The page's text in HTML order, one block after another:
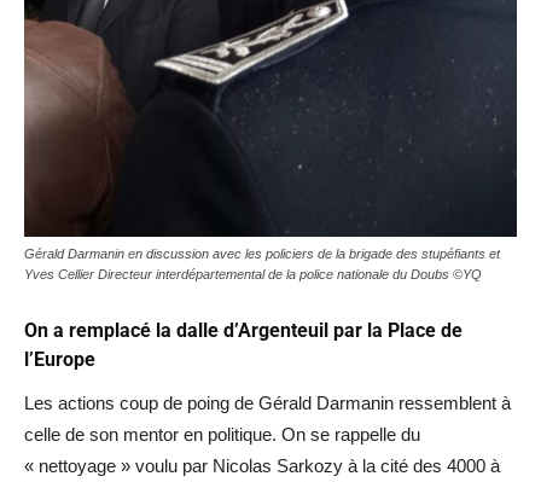
Gérald Darmanin en discussion avec les policiers de la brigade des stupéfiants et
Yves Cellier Directeur interdépartemental de la police nationale du Doubs ©YQ
On a remplacé la dalle d’Argenteuil par la Place de
l’Europe
Les actions coup de poing de Gérald Darmanin ressemblent à
celle de son mentor en politique. On se rappelle du
« nettoyage » voulu par Nicolas Sarkozy à la cité des 4000 à